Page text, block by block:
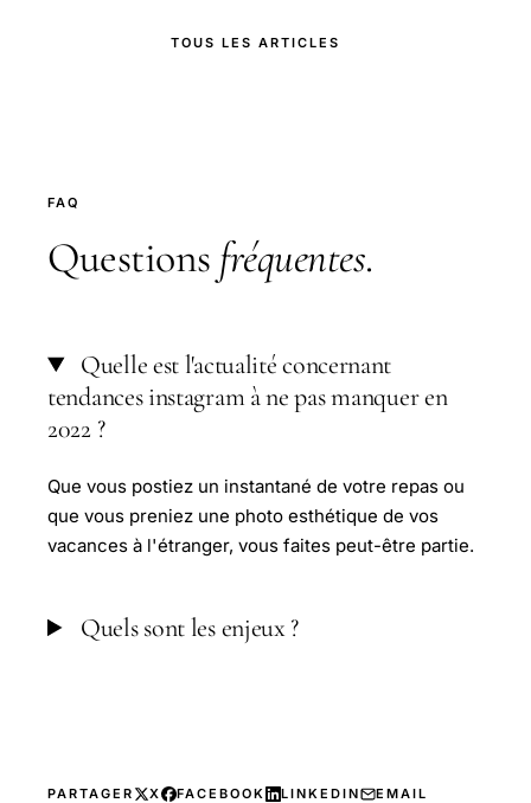
TOUS LES ARTICLES
FAQ
Questions fréquentes.
Quelle est l'actualité concernant
tendances instagram à ne pas manquer en
2022 ?
Que vous postiez un instantané de votre repas ou
que vous preniez une photo esthétique de vos
vacances à l'étranger, vous faites peut-être partie.
Quels sont les enjeux ?
PARTAGER X FACEBOOK LINKEDIN EMAIL